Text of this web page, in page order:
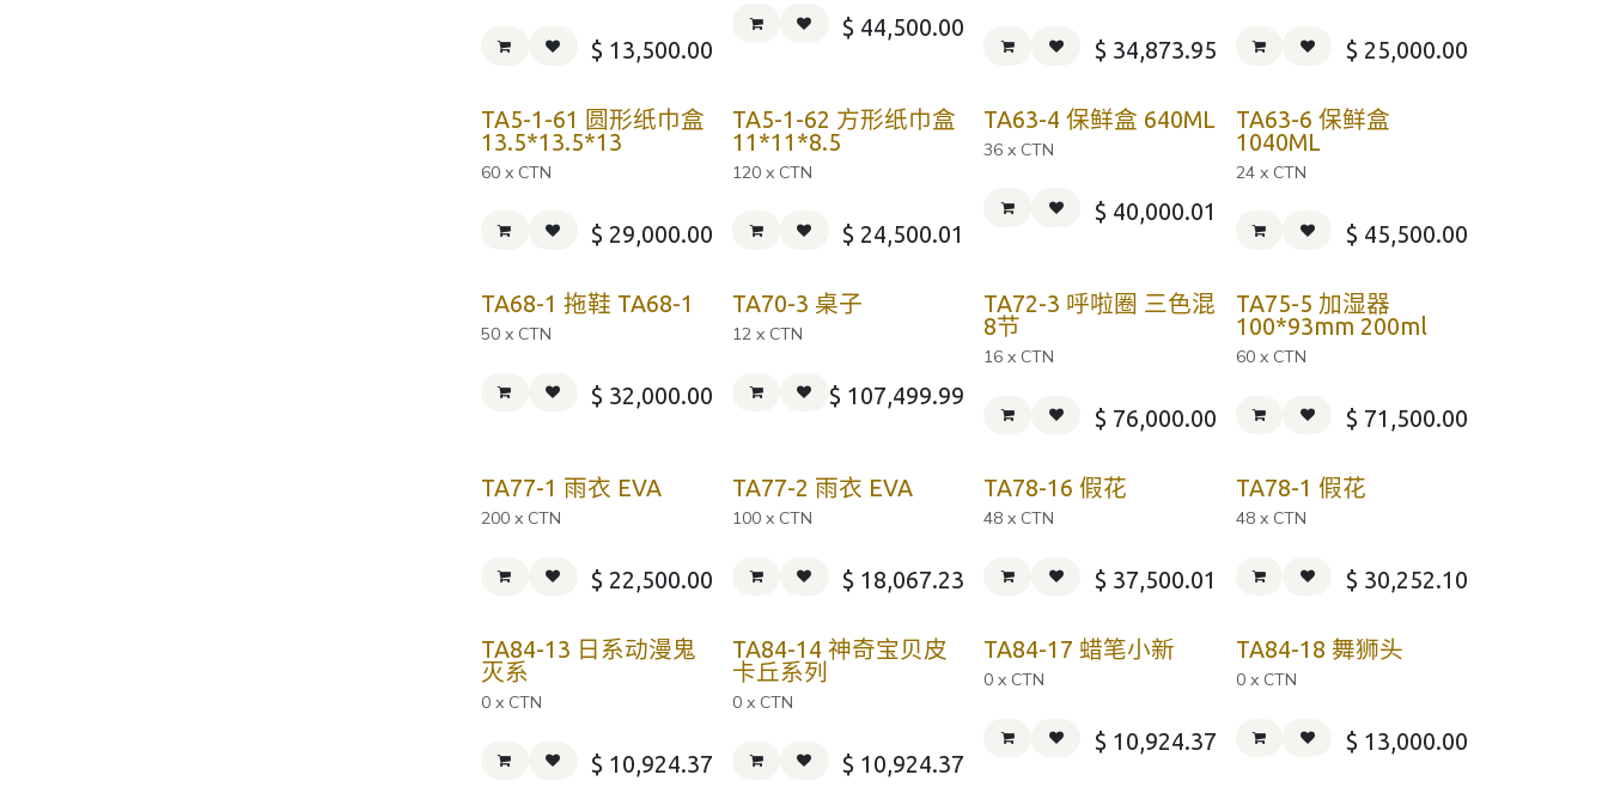
$ 13,500.00
$ 44,500.00
$ 34,873.95 $ 25,000.00
TA5-1-61 圆形纸巾盒
13.5*13.5*13
60 x CTN
$ 29,000.00
TA5-1-62 方形纸巾盒
11*11*8.5
120 x CTN
$ 24,500.01
TA63-4 保鲜盒 640ML
36 x CTN
$ 40,000.01
TA63-6 保鲜盒
1040ML
24 x CTN
$ 45,500.00
TA68-1 拖鞋 TA68-1
50 x CTN
$ 32,000.00
TA70-3 桌子
12 x CTN
$ 107,499.99
TA72-3 呼啦圈 三色混
8节
16 x CTN
$ 76,000.00
TA75-5 加湿器
100*93mm 200ml
60 x CTN
$ 71,500.00
TA77-1 雨衣 EVA
200 x CTN
$ 22,500.00
TA77-2 雨衣 EVA
100 x CTN
$ 18,067.23
TA78-16 假花
48 x CTN
$ 37,500.01
TA78-1 假花
48 x CTN
$ 30,252.10
TA84-13 日系动漫鬼
灭系
0 x CTN
$ 10,924.37
TA84-14 神奇宝贝皮
卡丘系列
0 x CTN
$ 10,924.37
TA84-17 蜡笔小新
0 x CTN
$ 10,924.37
TA84-18 舞狮头
0 x CTN
$ 13,000.00